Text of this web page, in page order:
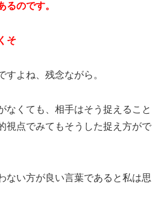
るのです。
そ
すよね、残念ながら。
なくても、相手はそう捉えること
視点でみてもそうした捉え方がで
ない方が良い言葉であると私は思